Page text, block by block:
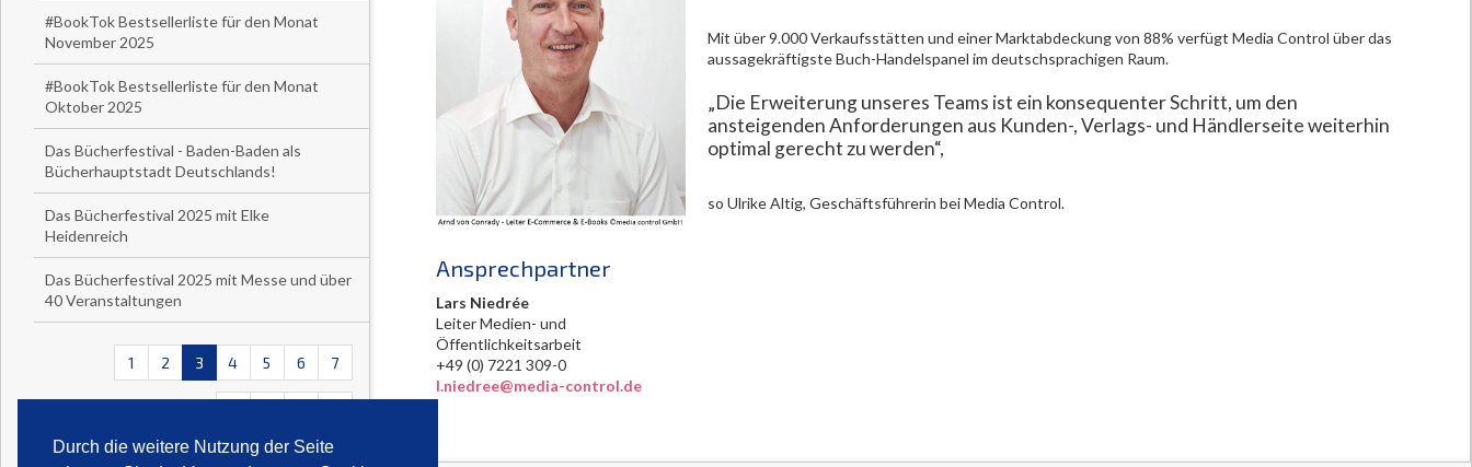
Durch die weitere Nutzung der Seite
#BookTok Bestsellerliste für den Monat
November 2025
#BookTok Bestsellerliste für den Monat
Oktober 2025
Das Bücherfestival - Baden-Baden als
Bücherhauptstadt Deutschlands!
Das Bücherfestival 2025 mit Elke
Heidenreich
Das Bücherfestival 2025 mit Messe und über
40 Veranstaltungen
1 2 3 4 5 6 7
Mit über 9.000 Verkaufsstätten und einer Marktabdeckung von 88% verfügt Media Control über das
aussagekräftigste Buch-Handelspanel im deutschsprachigen Raum.
„Die Erweiterung unseres Teams ist ein konsequenter Schritt, um den
ansteigenden Anforderungen aus Kunden-, Verlags- und Händlerseite weiterhin
optimal gerecht zu werden“,
so Ulrike Altig, Geschäftsführerin bei Media Control.
Ansprechpartner
Lars Niedrée
Leiter Medien- und
Öffentlichkeitsarbeit
+49 (0) 7221 309-0
l.niedree@media-control.de